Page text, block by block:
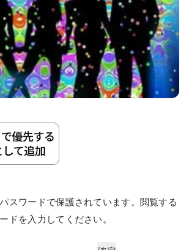
スワードで保護されています。閲覧する
ドを入力してください。